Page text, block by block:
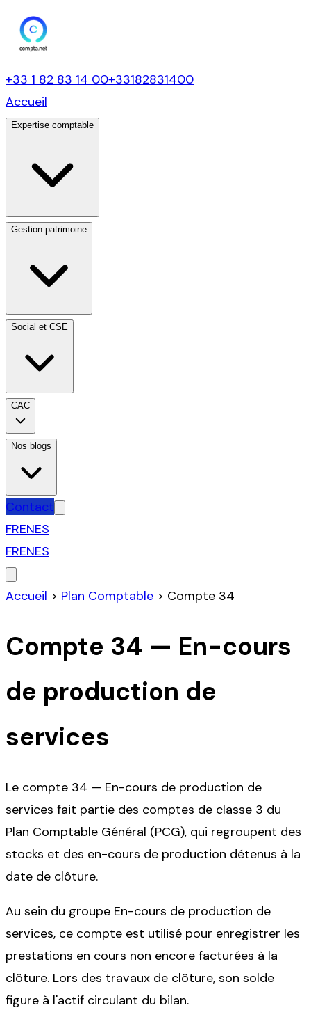
+33 1 82 83 14 00+33182831400
Accueil
Expertise comptable
Gestion patrimoine
Social et CSE
CAC
Nos blogs
Contact
FRENES
FRENES
Accueil > Plan Comptable > Compte 34
Compte 34 — En-cours
de production de
services
Le compte 34 — En-cours de production de
services fait partie des comptes de classe 3 du
Plan Comptable Général (PCG), qui regroupent des
stocks et des en-cours de production détenus à la
date de clôture.
Au sein du groupe En-cours de production de
services, ce compte est utilisé pour enregistrer les
prestations en cours non encore facturées à la
clôture. Lors des travaux de clôture, son solde
figure à l'actif circulant du bilan.